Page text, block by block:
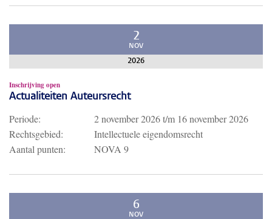
2
NOV
2026
Inschrijving open
Actualiteiten Auteursrecht
Periode: 2 november 2026t/m 16 november 2026
Rechtsgebied:
Intellectuele eigendomsrecht
Aantal punten:
NOVA 9
6
NOV